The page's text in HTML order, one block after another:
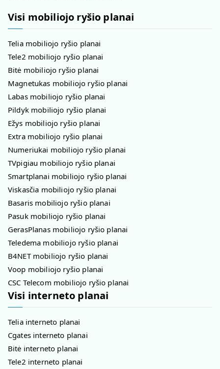
Visi mobiliojo ryšio planai
Telia mobiliojo ryšio planai
Tele2 mobiliojo ryšio planai
Bitė mobiliojo ryšio planai
Magnetukas mobiliojo ryšio planai
Labas mobiliojo ryšio planai
Pildyk mobiliojo ryšio planai
Ežys mobiliojo ryšio planai
Extra mobiliojo ryšio planai
Numeriukai mobiliojo ryšio planai
TVpigiau mobiliojo ryšio planai
Smartplanai mobiliojo ryšio planai
Viskasčia mobiliojo ryšio planai
Basaris mobiliojo ryšio planai
Pasuk mobiliojo ryšio planai
GerasPlanas mobiliojo ryšio planai
Teledema mobiliojo ryšio planai
B4NET mobiliojo ryšio planai
Voop mobiliojo ryšio planai
CSC Telecom mobiliojo ryšio planai
Visi interneto planai
Telia interneto planai
Cgates interneto planai
Bitė interneto planai
Tele2 interneto planai